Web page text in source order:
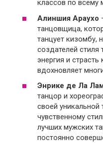
классов по всему
Алиншия Араухо
танцовщица,
танцует кизомбу,
создателей
энергия и страсть
вдохновляет
Энрике де Ла
танцор и
своей уникальной
чувственному
лучших мужских
постоянно